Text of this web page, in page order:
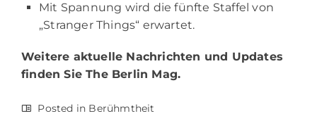
Mit Spannung wird die fünfte Staffel von
„Stranger Things“ erwartet.
Weitere aktuelle Nachrichten und Updates
finden SieThe Berlin Mag.
Posted in Berühmtheit